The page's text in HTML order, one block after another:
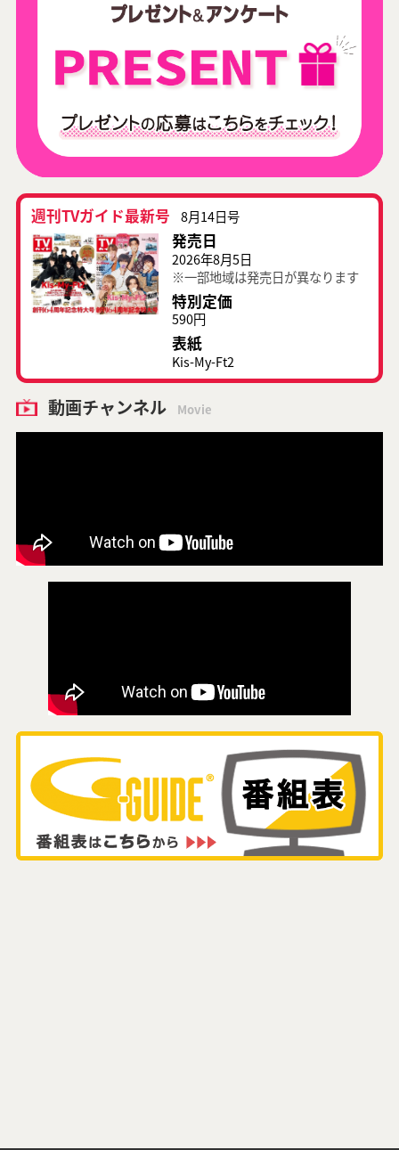
週刊TVガイド最新号 8月14日号
発売日
2026年8月5日
※一部地域は発売日が異なります
特別定価
590円
表紙
Kis-My-Ft2
動画チャンネル Movie